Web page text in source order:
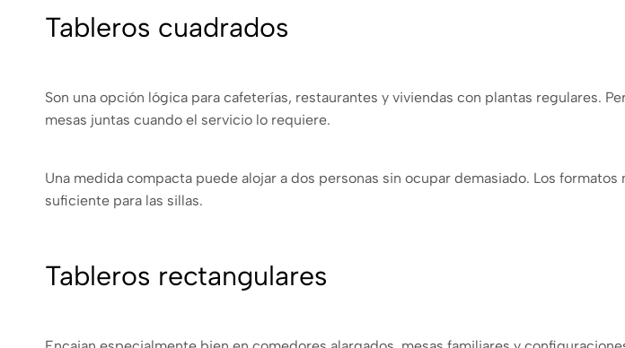
Tableros cuadrados
Son una opción lógica para cafeterías, restaurantes y viviendas con plantas regulares.
mesas juntas cuando el servicio lo requiere.
Una medida compacta puede alojar a dos personas sin ocupar demasiado. Los
suficiente para las sillas.
Tableros rectangulares